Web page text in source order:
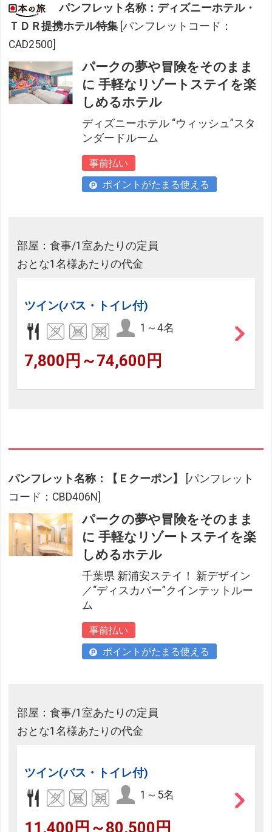
パンフレット名称：ディズニーホテル・
ＴＤＲ提携ホテル特集 [パンフレットコード：
CAD2500]
パークの夢や冒険をそのまま
に 手軽なリゾートステイを楽
しめるホテル
ディズニーホテル “ウィッシュ”スタ
ンダードルーム
事前払い
ポイントがたまる使える
部屋：食事/1室あたりの定員
おとな1名様あたりの代金
ツイン(バス・トイレ付)
1～4名
7,800円～74,600円
パンフレット名称：【Ｅクーポン】
[パンフレット
コード：CBD406N]
パークの夢や冒険をそのまま
に 手軽なリゾートステイを楽
しめるホテル
千葉県 新浦安ステイ！ 新デザイン
／“ディスカバー”クインテットルー
ム
事前払い
ポイントがたまる使える
部屋：食事/1室あたりの定員
おとな1名様あたりの代金
ツイン(バス・トイレ付)
1～5名
11,400円～80,500円